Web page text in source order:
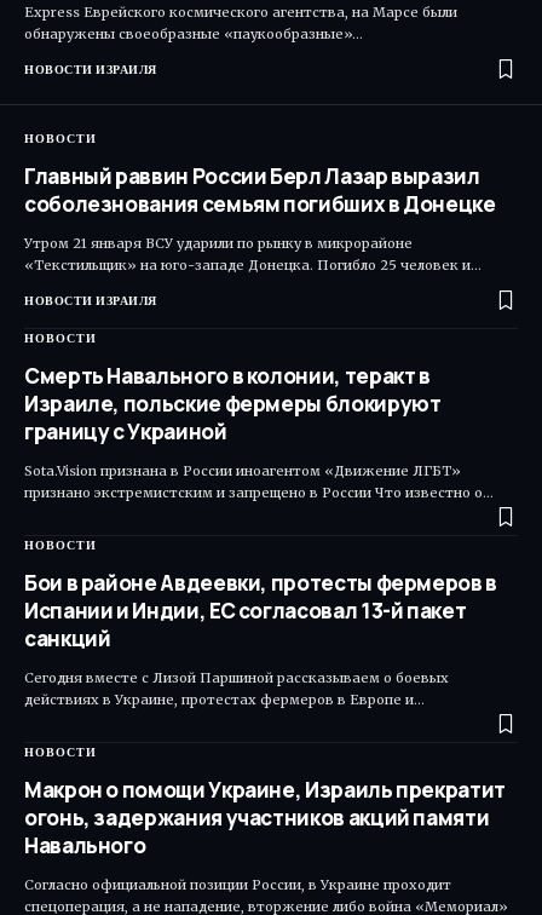
Express Еврейского космического агентства, на Марсе были
обнаружены своеобразные «паукообразные»…
НОВОСТИ ИЗРАИЛЯ
НОВОСТИ
Главный раввин России Берл Лазар выразил
соболезнования семьям погибших в Донецке
Утром 21 января ВСУ ударили по рынку в микрорайоне
«Текстильщик» на юго-западе Донецка. Погибло 25 человек и…
НОВОСТИ ИЗРАИЛЯ
НОВОСТИ
Смерть Навального в колонии, теракт в
Израиле, польские фермеры блокируют
границу с Украиной
Sota.Vision признана в России иноагентом «Движение ЛГБТ»
признано экстремистским и запрещено в России Что известно о…
НОВОСТИ
Бои в районе Авдеевки, протесты фермеров в
Испании и Индии, ЕС согласовал 13-й пакет
санкций
Сегодня вместе с Лизой Паршиной рассказываем о боевых
действиях в Украине, протестах фермеров в Европе и…
НОВОСТИ
Макрон о помощи Украине, Израиль прекратит
огонь, задержания участников акций памяти
Навального
Согласно официальной позиции России, в Украине проходит
спецоперация, а не нападение, вторжение либо война «Мемориал»